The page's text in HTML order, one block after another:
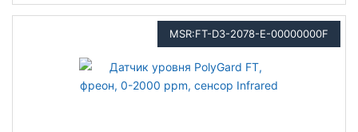
MSR:FT-D3-2078-E-00000000F